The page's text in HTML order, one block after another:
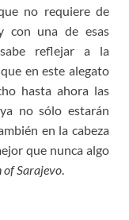
no requiere de
con una de esas
reflejar a la
en este alegato
hasta ahora las
no sólo estarán
en la cabeza
que nunca algo
of Sarajevo.